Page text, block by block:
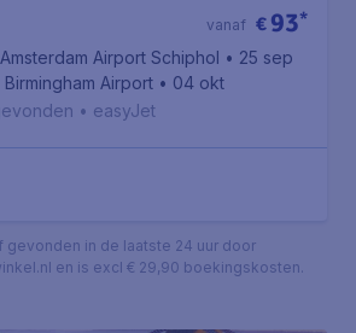
€ 93*
vanaf
Amsterdam Airport Schiphol • 25 sep
Birmingham Airport • 04 okt
• easyJet
gevonden in de laatste 24 uur door
en is excl € 29,90 boekingskosten.